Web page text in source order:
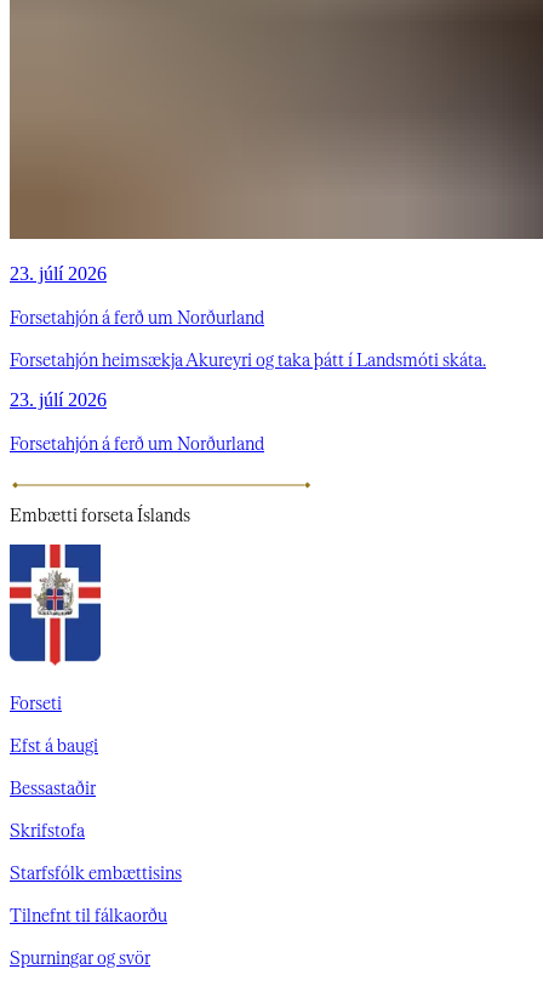
23. júlí 2026
Forsetahjón á ferð um Norðurland
Forsetahjón heimsækja Akureyri og taka þátt í Landsmóti skáta.
23. júlí 2026
Forsetahjón á ferð um Norðurland
Embætti forseta Íslands
Forseti
Efst á baugi
Bessastaðir
Skrifstofa
Starfsfólk embættisins
Tilnefnt til fálkaorðu
Spurningar og svör